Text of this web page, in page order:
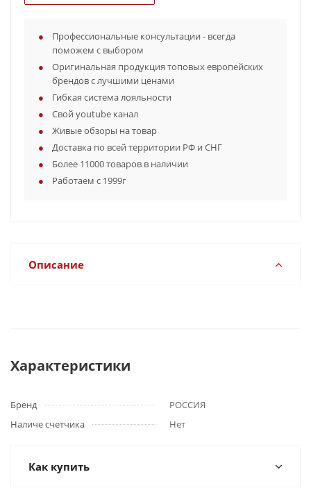
Профессиональные консультации - всегда
поможем с выбором
Оригинальная продукция топовых европейских
брендов с лучшими ценами
Гибкая система лояльности
Свой youtube канал
Живые обзоры на товар
Доставка по всей территории РФ и СНГ
Более 11000 товаров в наличии
Работаем с 1999г
Описание
Характеристики
Бренд
РОССИЯ
Наличе счетчика
Нет
Как купить